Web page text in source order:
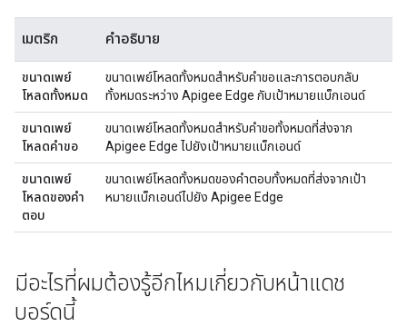
เมตริก คำอธิบาย
ขนาดเพย์
โหลดทั้งหมด
ขนาดเพย์โหลดทั้งหมดสำหรับคำขอและการตอบกลับ
ทั้งหมดระหว่าง Apigee Edge กับเป้าหมายแบ็กเอนด์
ขนาดเพย์
โหลดคำขอ
ขนาดเพย์โหลดทั้งหมดสำหรับคำขอทั้งหมดที่ส่งจาก
Apigee Edge ไปยังเป้าหมายแบ็กเอนด์
ขนาดเพย์
โหลดของคำ
ตอบ
ขนาดเพย์โหลดทั้งหมดของคำตอบทั้งหมดที่ส่งจากเป้า
หมายแบ็กเอนด์ไปยัง Apigee Edge
มีอะไรที่ผมต้องรู้อีกไหมเกี่ยวกับหน้าแดช
บอร์ดนี้